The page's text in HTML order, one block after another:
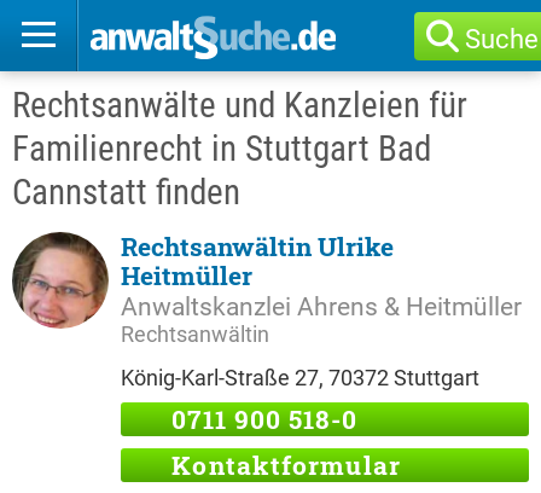
Suche
Rechtsanwälte und Kanzleien für
Familienrecht in Stuttgart Bad
Cannstatt finden
Rechtsanwältin Ulrike
Heitmüller
Anwaltskanzlei Ahrens & Heitmüller
Rechtsanwältin
König-Karl-Straße 27, 70372 Stuttgart
0711 900 518-0
Kontaktformular